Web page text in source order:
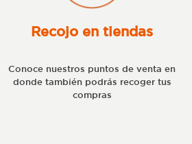
Recojo en tiendas
Conoce nuestros puntos de venta en
donde también podrás recoger tus
compras